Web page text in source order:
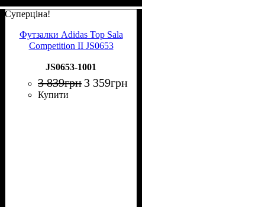
Суперціна!
Футзалки Adidas Top Sala
Competition II JS0653
JS0653-1001
3 839грн 3 359грн
Купити